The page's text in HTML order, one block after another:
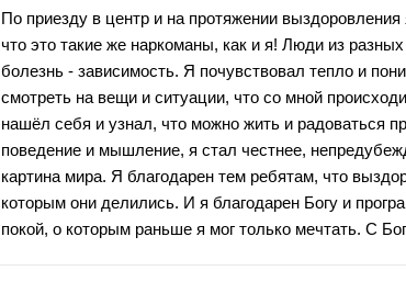
По приезду в центр и на протяжении
что это такие же наркоманы, как и я! Люди из
болезнь - зависимость. Я почувствовал тепло и
смотреть на вещи и ситуации, что со мной
нашёл себя и узнал, что можно жить и радоваться
поведение и мышление, я стал честнее,
картина мира. Я благодарен тем ребятам, что
которым они делились. И я благодарен Богу и
покой, о которым раньше я мог только мечтать. С